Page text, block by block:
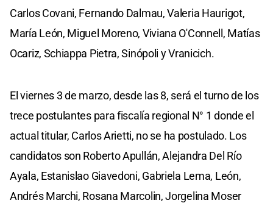
Carlos Covani, Fernando Dalmau, Valeria Haurigot,
María León, Miguel Moreno, Viviana O'Connell, Matías
Ocariz, Schiappa Pietra, Sinópoli y Vranicich.
El viernes 3 de marzo, desde las 8, será el turno de los
trece postulantes para fiscalía regional N° 1 donde el
actual titular, Carlos Arietti, no se ha postulado. Los
candidatos son Roberto Apullán, Alejandra Del Río
Ayala, Estanislao Giavedoni, Gabriela Lema, León,
Andrés Marchi, Rosana Marcolin, Jorgelina Moser